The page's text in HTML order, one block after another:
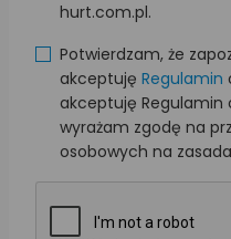
hurt.com.pl.
Potwierdzam, że
akceptuję Regulamin
akceptuję Regulamin
wyrażam zgodę na
osobowych na